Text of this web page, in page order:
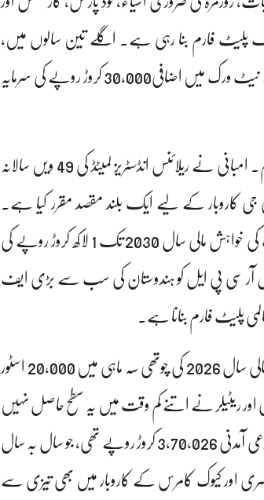
پلیٹ فارم بنا رہی ہے۔ اگلے تین سالوں میں،
ریلائنس کنزیومر پروڈکٹس لمیٹڈ مربوط فوڈ پارکس کے نیٹ ورک میں اضافی30,000 کروڑ روپے کی سرمایہ
ریلائنس کنزیومر پروڈکٹس لمیٹڈ کی چیئرپرسن ایشاایم۔ امبانی نے ریلائنس انڈسٹریز لمیٹڈ کی 49 ویں سالانہ
کے لیے ایک بلند مقصد مقرر کیا ہے۔
انہوں نے بتایا کہ آر سی پی ایل کی قریبی مدت کی خواہش مالی سال 2030 تک 1 لاکھ کروڑ روپے کی
آر سی پی ایل کو ہندوستان کی سب سے بڑی ایف
پلیٹ فارم بنانا ہے۔
انہوں نے مزید بتایا کہ ریلائنس ریٹیل نے بھی مالی سال 2026 کی چوتھی سہ ماہی میں 20,000 اسٹور
اور ریٹیلر نے اتنے کم وقت میں یہ سطح حاصل نہیں
کی۔ مالی سال 2026 میں ریلائنس ریٹیل کی مجموعی آمدنی 3,70,026 کروڑ روپے تھی، جو سال بہ سال
اور کیوک کامرس کے کاروبار میں بھی تیزی سے